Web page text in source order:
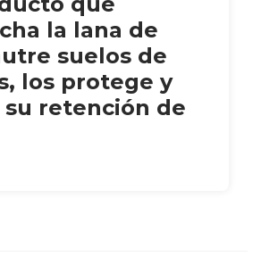
la lana de
suelos de
los protege y
su retención de